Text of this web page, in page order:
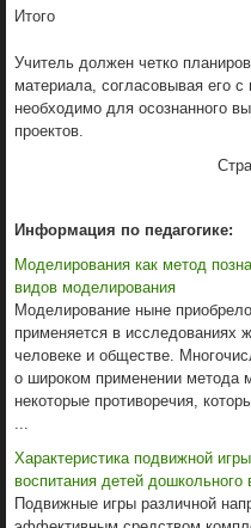
Итого
Учитель должен четко
материала, согласовывая его
необходимо для осознанного
проектов.
Информация по педагогике:
Моделирования как метод
видов моделирования
Моделирование ныне
применяется в исследованиях
человеке и обществе.
о широком применении метода
некоторые противоречия,
Характеристика подвижной
воспитания детей дошкольного
Подвижные игры различной